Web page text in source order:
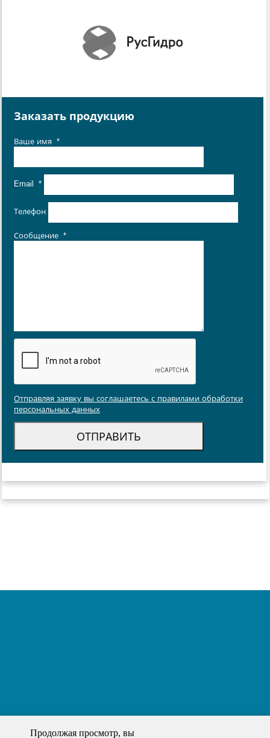
Заказать продукцию
Ваше имя *
Email *
Телефон
Сообщение *
Отправляя заявку вы соглашаетесь с правилами обработки
персональных данных
Продолжая просмотр, вы